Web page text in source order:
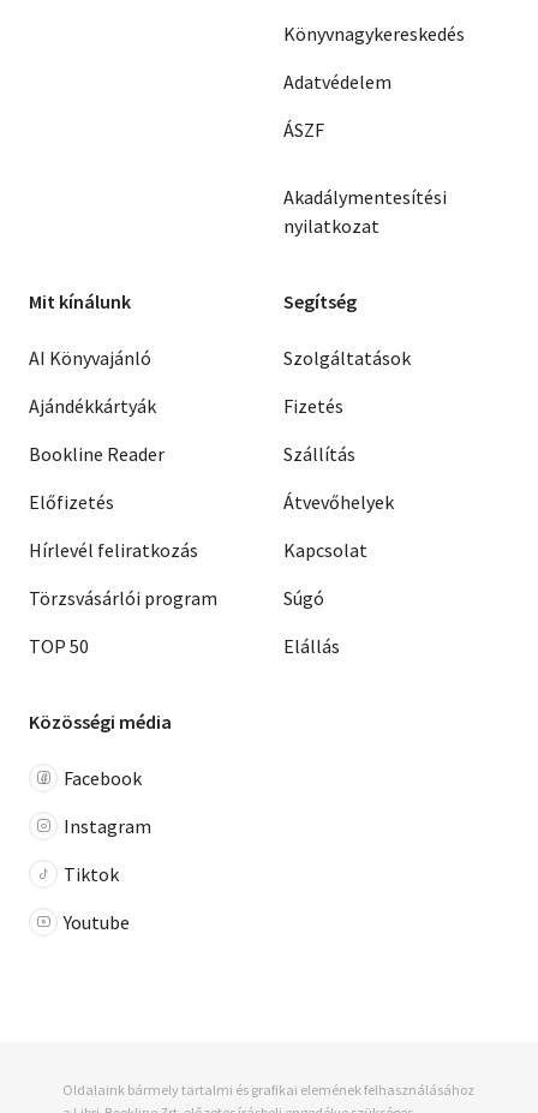
Könyvnagykereskedés
Adatvédelem
ÁSZF
Akadálymentesítési
nyilatkozat
Mit kínálunk
AI Könyvajánló
Ajándékkártyák
Bookline Reader
Előfizetés
Hírlevél feliratkozás
Törzsvásárlói program
TOP 50
Segítség
Szolgáltatások
Fizetés
Szállítás
Átvevőhelyek
Kapcsolat
Súgó
Elállás
Közösségi média
Facebook
Instagram
Tiktok
Youtube
Oldalaink bármely tartalmi és grafikai elemének felhasználásához